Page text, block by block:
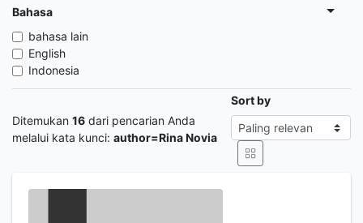
Bahasa
bahasa lain
English
Indonesia
Ditemukan 16 dari pencarian Anda
melalui kata kunci: author=Rina Novia
Sort by